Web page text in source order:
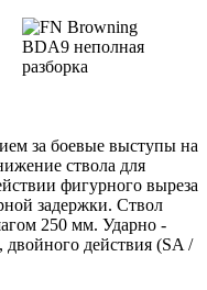
за боевые выступы на
ствола для
фигурного выреза
задержки. Ствол
250 мм. Ударно -
двойного действия (SA /